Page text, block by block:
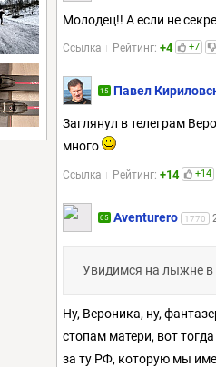
Молодец!! А если не
Ссылка Рейтинг: +4 +7
15 Павел
Заглянул в телеграм
много
Ссылка Рейтинг: +14 +14
05 Aventurero 1770
Увидимся на лыжне в
Ну, Вероника, ну,
стопам матери, вот
за ту РФ, которую мы